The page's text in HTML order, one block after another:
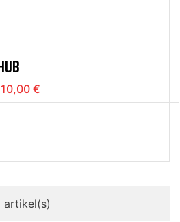
€
artikel(s)